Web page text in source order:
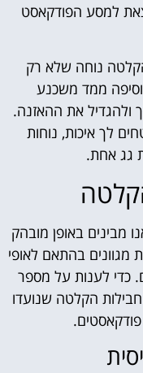
למסע הפודקאסט
נוחה שלא רק
ממד משכנע
את ההאזנה.
לך איכות, נוחות
גג אחת.
מבינים באופן מובהק
מגוונים בהתאם לאופי
כדי לענות על מספר
הקלטה שנועדו